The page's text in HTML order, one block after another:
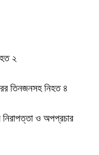
২
তিনজনসহ নিহত ৪
নিরাপত্তা ও অপপ্রচার